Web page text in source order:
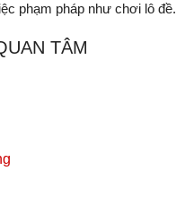
phạm pháp như chơi lô đề.
TÂM